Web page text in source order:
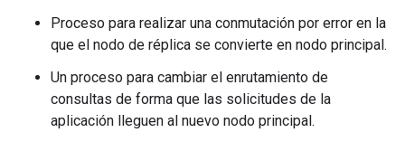
Proceso para realizar una conmutación por error en la
que el nodo de réplica se convierte en nodo principal.
Un proceso para cambiar el enrutamiento de
consultas de forma que las solicitudes de la
aplicación lleguen al nuevo nodo principal.